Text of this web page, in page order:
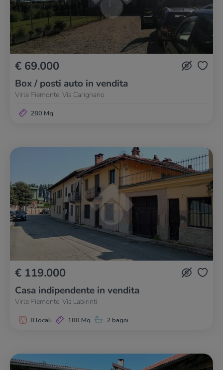
€ 69.000
Box / posti auto in vendita
Virle Piemonte, Via Carignano
280 Mq
€ 119.000
Casa indipendente in vendita
Virle Piemonte, Via Labirinti
8 locali 180 Mq 2 bagni